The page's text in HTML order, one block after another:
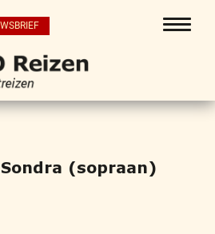
(sopraan)